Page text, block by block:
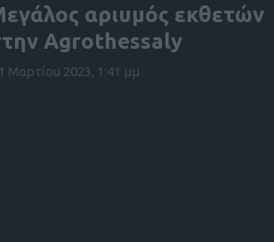
αριυμός εκθετών
Agrothessaly
Μαρτίου 2023, 1:41 μμ